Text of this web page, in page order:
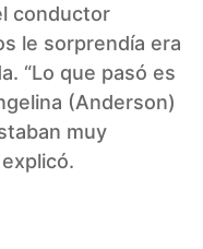
conductor
le sorprendía era
“Lo que pasó es
(Anderson)
muy